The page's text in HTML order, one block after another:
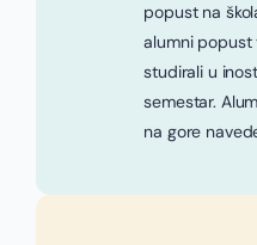
popust na
alumni popust
studirali u
semestar.
na gore